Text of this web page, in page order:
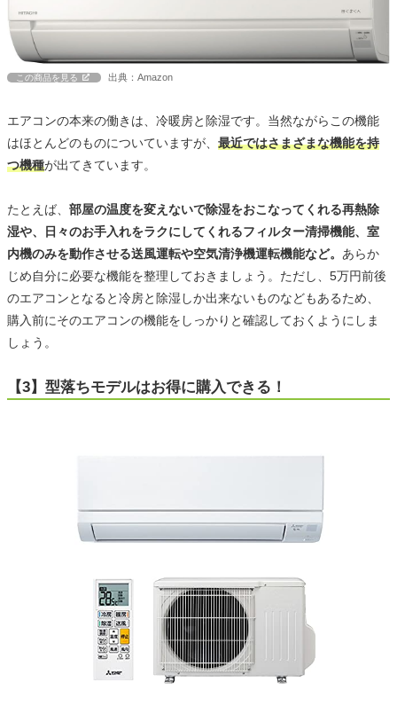
この商品を見る 出典：Amazon
エアコンの本来の働きは、冷暖房と除湿です。当然ながらこの機能
はほとんどのものについていますが、 最近ではさまざまな機能を持
つ機種が出てきています。
たとえば、 部屋の温度を変えないで除湿をおこなってくれる再熱除
湿や、日々のお手入れをラクにしてくれるフィルター清掃機能、室
内機のみを動作させる送風運転や空気清浄機運転機能など。 あらか
じめ自分に必要な機能を整理しておきましょう。ただし、5万円前後
のエアコンとなると冷房と除湿しか出来ないものなどもあるため、
購入前にそのエアコンの機能をしっかりと確認しておくようにしま
しょう。
【3】型落ちモデルはお得に購入できる！